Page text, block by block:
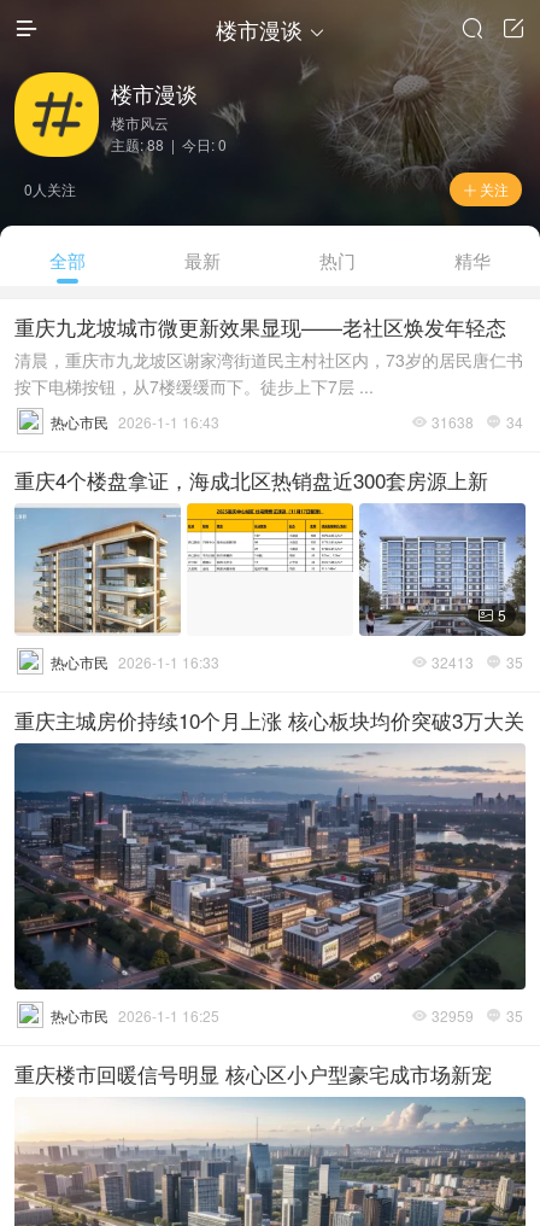
 楼市漫谈  

 关注
楼市漫谈
楼市风云
主题: 88 | 今日: 0
0人关注
全部 最新 热门 精华
重庆九龙坡城市微更新效果显现——老社区焕发年轻态
清晨，重庆市九龙坡区谢家湾街道民主村社区内，73岁的居民唐仁书
按下电梯按钮，从7楼缓缓而下。徒步上下7层 ...
 31638  34
热心市民 2026-1-1 16:43
重庆4个楼盘拿证，海成北区热销盘近300套房源上新
 5
 32413  35
热心市民 2026-1-1 16:33
重庆主城房价持续10个月上涨 核心板块均价突破3万大关
 32959  35
热心市民 2026-1-1 16:25
重庆楼市回暖信号明显 核心区小户型豪宅成市场新宠